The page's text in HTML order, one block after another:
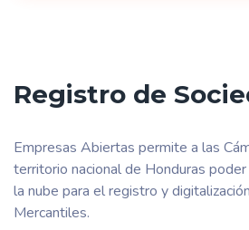
Registro de
Empresas Abiertas permite a las
territorio nacional de Honduras
la nube para el registro y
Mercantiles.